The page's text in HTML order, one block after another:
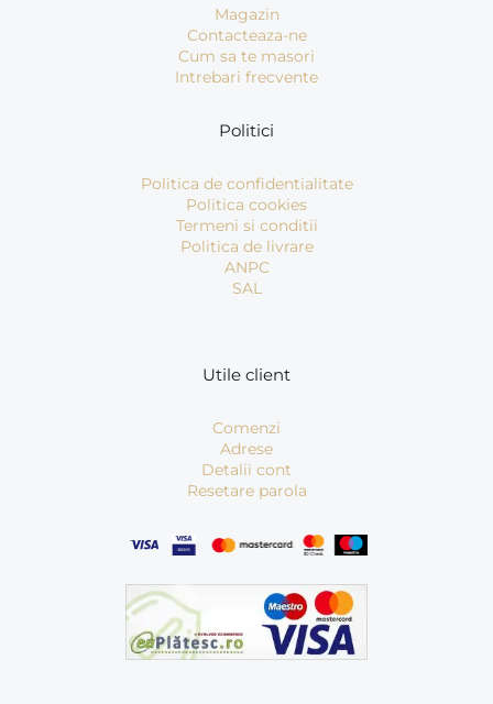
Magazin
Contacteaza-ne
Cum sa te masori
Intrebari frecvente
Politici
Politica de confidentialitate
Politica cookies
Termeni si conditii
Politica de livrare
ANPC
SAL
Utile client
Comenzi
Adrese
Detalii cont
Resetare parola